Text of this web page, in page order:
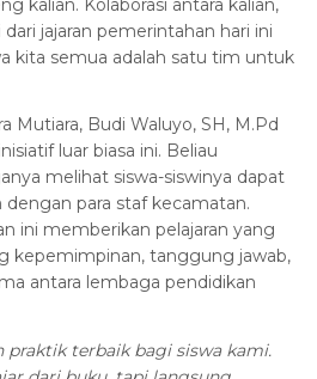
kalian. Kolaborasi antara kalian,
jajaran pemerintahan hari ini
kita semua adalah satu tim untuk
Mutiara, Budi Waluyo, SH, M.Pd
luar biasa ini. Beliau
melihat siswa-siswinya dapat
para staf kecamatan.
ini memberikan pelajaran yang
kepemimpinan, tanggung jawab,
antara lembaga pendidikan
praktik terbaik bagi siswa kami.